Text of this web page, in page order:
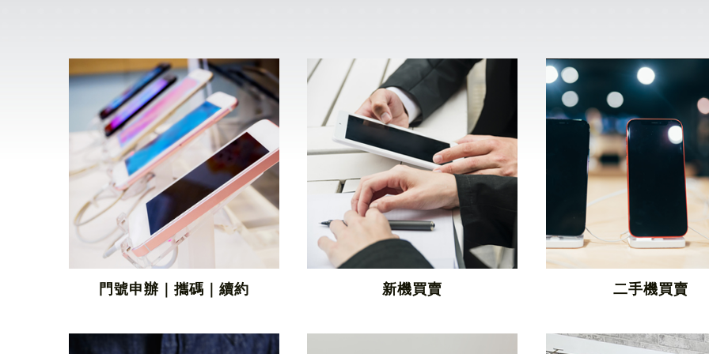
門號申辦｜攜碼｜續約 新機買賣 二手機買賣